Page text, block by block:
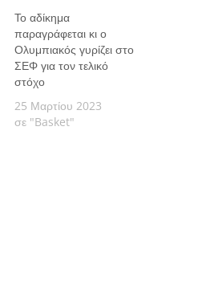
Το αδίκημα
παραγράφεται κι ο
Ολυμπιακός γυρίζει στο
ΣΕΦ για τον τελικό
στόχο
25 Μαρτίου 2023
σε "Basket"